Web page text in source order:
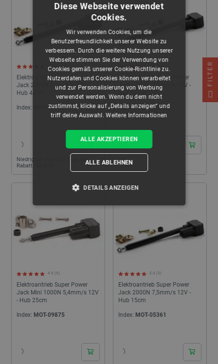
Elektroantrieb Super Power
Jack 2000N 7,5mm/s 12V -
Hub 44cm
4.5 (6)
Index: MOT-05365
Niedrigster Preis 30 Tage vor
Rabatt:
Elektroantrieb Super Power
Jack 2000N 7,5mm/s 12V -
Hub 61cm
4.8 (23)
Index:MOT-05366
Elektroantrieb Super Power
Jack Mini 1000N 5,4mm/s 12V
- Hub 25cm
4.9 (9)
Index: MOT-09875
Elektroantrieb Super Power
Jack 2000N 7,5mm/s 12V -
Hub 15cm
5.0 (5)
Index: MOT-05361
FILTER
Diese Webseite verwendet
Cookies.
Wir verwenden Cookies, um die
Benutzerfreundlichkeit unserer Website zu
verbessern. Durch die weitere Nutzung unserer
Webseite stimmen Sie der Verwendung von
Cookies gemäß unserer Cookie-Richtlinie zu.
Nutzerdaten und Cookies können verarbeitet
und zur Personalisierung von Werbung
verwendet werden. Wenn du dem nicht
zustimmst, klicke auf „Details anzeigen“ und
triff deine Auswahl.Weitere Informationen
ALLE AKZEPTIEREN
ALLE ABLEHNEN
DETAILS ANZEIGEN
PERFORMANCE
Unbedingt erforderliche Cookies ermöglichen